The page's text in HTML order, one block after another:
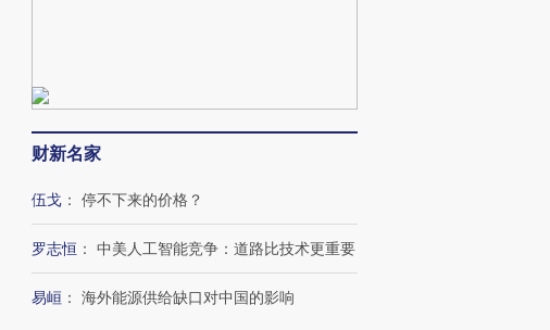
财新名家
伍戈 ： 停不下来的价格？
罗志恒 ： 中美人工智能竞争：道路比技术更重要
易峘 ： 海外能源供给缺口对中国的影响